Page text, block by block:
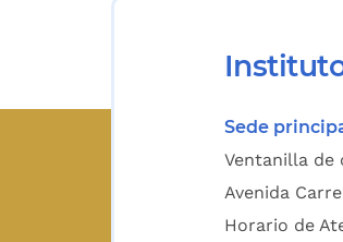
Sede
Ventanilla de
Avenida
Horario de